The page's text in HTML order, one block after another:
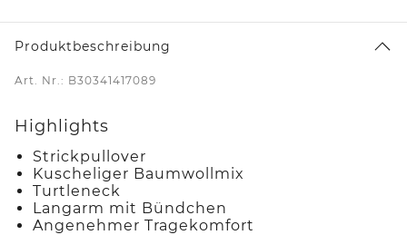
Produktbeschreibung
Art. Nr.: B30341417089
Highlights
Strickpullover
Kuscheliger Baumwollmix
Turtleneck
Langarm mit Bündchen
Angenehmer Tragekomfort